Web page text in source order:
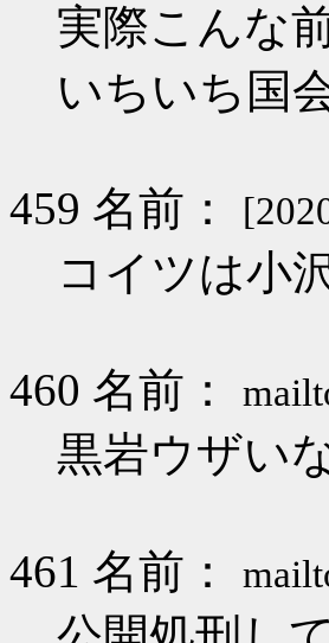
実際こんな
いちいち国
459 名前：
コイツは小
460 名前：
黒岩ウザい
461 名前：